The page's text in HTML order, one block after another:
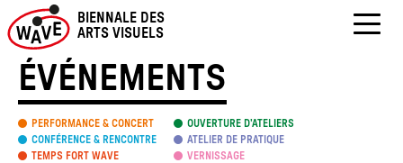
to
content
BIENNALE DES
ARTS VISUELS
ÉVÉNEMENTS
PERFORMANCE & CONCERT
OUVERTURE D’ATELIERS
CONFÉRENCE & RENCONTRE
ATELIER DE PRATIQUE
TEMPS FORT WAVE
VERNISSAGE